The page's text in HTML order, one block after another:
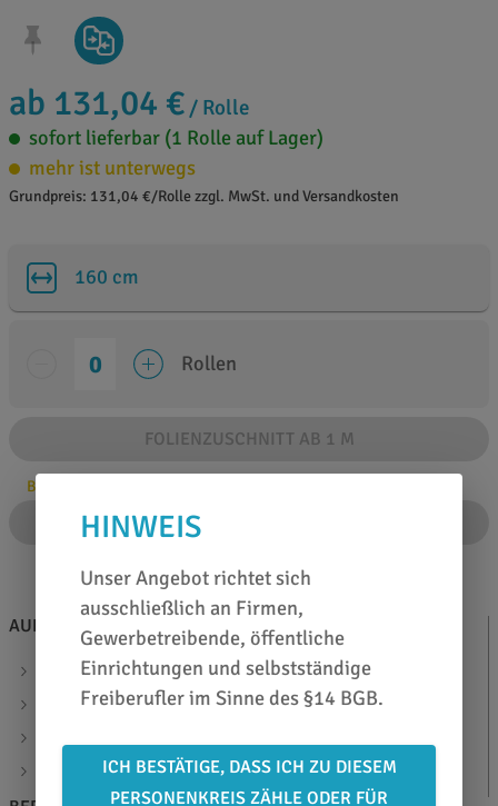
ab 131,04 € / Rolle
sofort lieferbar (1 Rolle auf Lager)
mehr ist unterwegs
Grundpreis: 131,04 €/Rolle zzgl. MwSt. und Versandkosten
160 cm
Rollen
FOLIENZUSCHNITT AB 1 M
Bitte Anzahl angeben
IN DEN WARENKORB
AUF EINEN BLICK
Laminat monomer transparent matt
Klebstoff: lösemittelb. permanent
Materialstärke: 70µ
ZUSATZINFOS
DATENBLATT
HINWEIS
Unser Angebot richtet sich
ausschließlich an Firmen,
Gewerbetreibende, öffentliche
Einrichtungen und selbstständige
Freiberufler im Sinne des §14 BGB.
ICH BESTÄTIGE, DASS ICH ZU DIESEM
PERSONENKREIS ZÄHLE ODER FÜR